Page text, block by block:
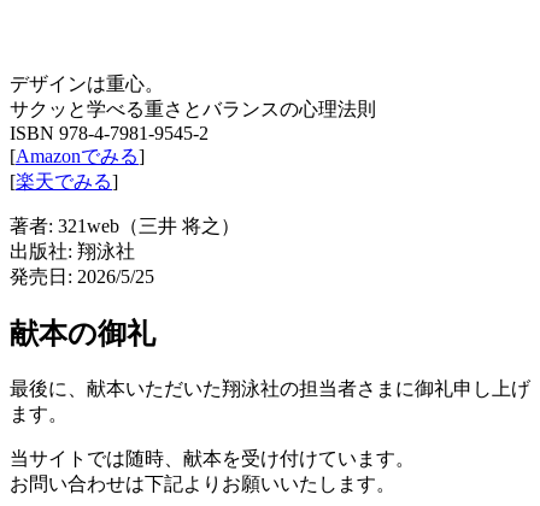
デザインは重心。
サクッと学べる重さとバランスの心理法則
ISBN 978-4-7981-9545-2
[Amazonでみる]
[楽天でみる]
著者: 321web（三井 将之）
出版社: 翔泳社
発売日: 2026/5/25
献本の御礼
最後に、献本いただいた翔泳社の担当者さまに御礼申し上げ
ます。
当サイトでは随時、献本を受け付けています。
お問い合わせは下記よりお願いいたします。